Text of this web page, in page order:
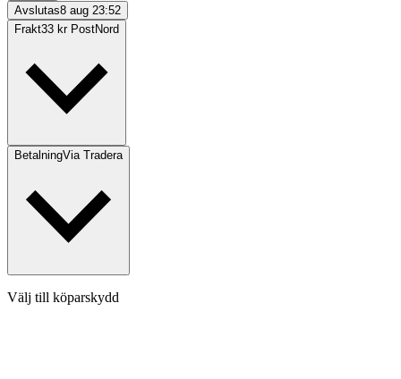
Avslutas8 aug 23:52
Frakt33 kr PostNord
BetalningVia Tradera
Välj till köparskydd